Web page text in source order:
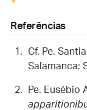
Referências
Cf. Pe.
Salamanca:
Pe. Eusébio